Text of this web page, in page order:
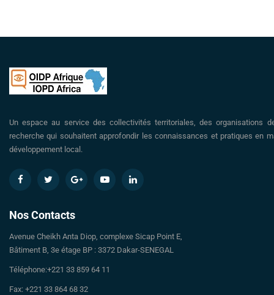
Un espace au service des collectivités territoriales, des organisations
recherche qui souhaitent approfondir les connaissances et pratiques en
développement local.
Nos Contacts
Avenue Cheikh Anta Diop, complexe Sicap Point E,
Bâtiment B, 3e étage BP : 3372 Dakar-SENEGAL
Téléphone:+221 33 859 64 11
Fax: +221 33 864 68 32